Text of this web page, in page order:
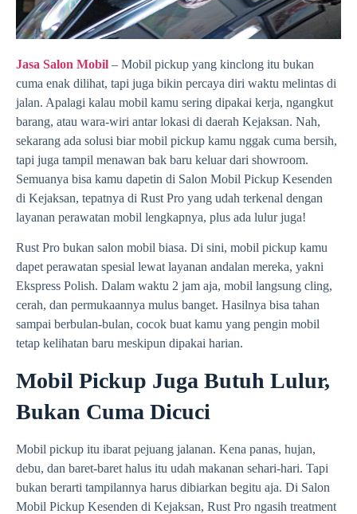
Jasa Salon Mobil – Mobil pickup yang kinclong itu bukan
cuma enak dilihat, tapi juga bikin percaya diri waktu melintas di
jalan. Apalagi kalau mobil kamu sering dipakai kerja, ngangkut
barang, atau wara-wiri antar lokasi di daerah Kejaksan. Nah,
sekarang ada solusi biar mobil pickup kamu nggak cuma bersih,
tapi juga tampil menawan bak baru keluar dari showroom.
Semuanya bisa kamu dapetin di Salon Mobil Pickup Kesenden
di Kejaksan, tepatnya di Rust Pro yang udah terkenal dengan
layanan perawatan mobil lengkapnya, plus ada lulur juga!
Rust Pro bukan salon mobil biasa. Di sini, mobil pickup kamu
dapet perawatan spesial lewat layanan andalan mereka, yakni
Ekspress Polish. Dalam waktu 2 jam aja, mobil langsung cling,
cerah, dan permukaannya mulus banget. Hasilnya bisa tahan
sampai berbulan-bulan, cocok buat kamu yang pengin mobil
tetap kelihatan baru meskipun dipakai harian.
Mobil Pickup Juga Butuh Lulur,
Bukan Cuma Dicuci
Mobil pickup itu ibarat pejuang jalanan. Kena panas, hujan,
debu, dan baret-baret halus itu udah makanan sehari-hari. Tapi
bukan berarti tampilannya harus dibiarkan begitu aja. Di Salon
Mobil Pickup Kesenden di Kejaksan, Rust Pro ngasih treatment